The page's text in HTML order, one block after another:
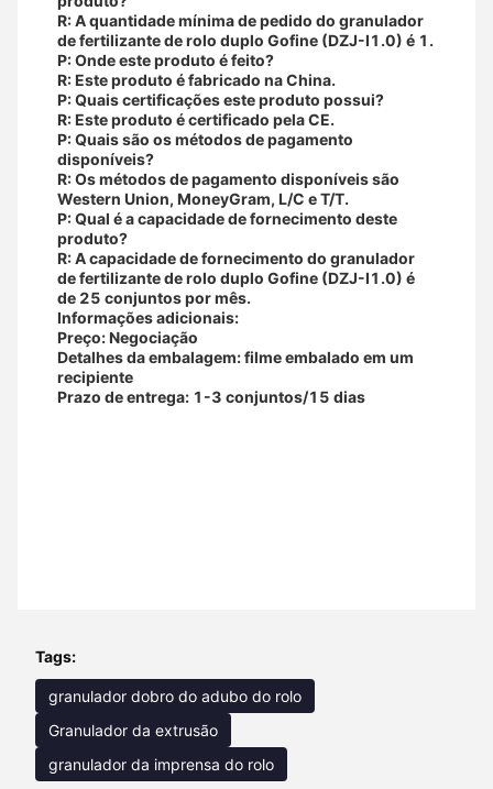
R: A quantidade mínima de pedido do granulador
de fertilizante de rolo duplo Gofine (DZJ-I1.0) é 1.
P: Onde este produto é feito?
R: Este produto é fabricado na China.
P: Quais certificações este produto possui?
R: Este produto é certificado pela CE.
P: Quais são os métodos de pagamento
disponíveis?
R: Os métodos de pagamento disponíveis são
Western Union, MoneyGram, L/C e T/T.
P: Qual é a capacidade de fornecimento deste
produto?
R: A capacidade de fornecimento do granulador
de fertilizante de rolo duplo Gofine (DZJ-I1.0) é
de 25 conjuntos por mês.
Informações adicionais:
Preço: Negociação
Detalhes da embalagem: filme embalado em um
recipiente
Prazo de entrega: 1-3 conjuntos/15 dias
Tags:
granulador dobro do adubo do rolo
Granulador da extrusão
granulador da imprensa do rolo